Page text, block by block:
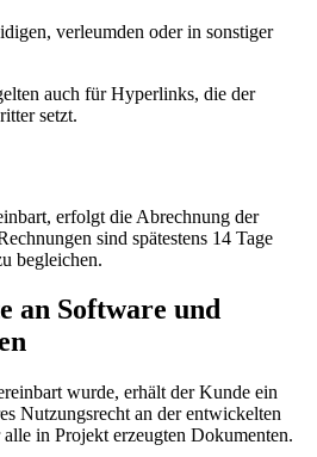
verleumden oder in sonstiger
auch für Hyperlinks, die der
setzt.
erfolgt die Abrechnung der
sind spätestens 14 Tage
begleichen.
an Software und
wurde, erhält der Kunde ein
Nutzungsrecht an der entwickelten
in Projekt erzeugten Dokumenten.